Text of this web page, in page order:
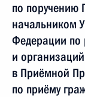
по поручению
начальником
Федерации по
и
в Приёмной
по приёму